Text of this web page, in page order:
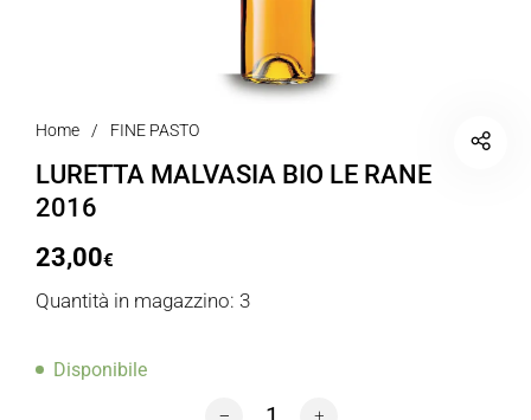
Home / FINE PASTO
LURETTA MALVASIA BIO LE RANE
2016
23,00€
Quantità in magazzino: 3
Disponibile
LURETTA MALVASIA BIO LE RANE